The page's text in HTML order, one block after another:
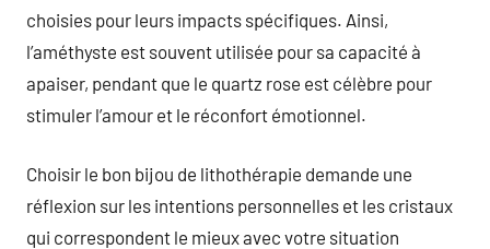
choisies pour leurs impacts spécifiques. Ainsi,
l’améthyste est souvent utilisée pour sa capacité à
apaiser, pendant que le quartz rose est célèbre pour
stimuler l’amour et le réconfort émotionnel.
Choisir le bon bijou de lithothérapie demande une
réflexion sur les intentions personnelles et les cristaux
qui correspondent le mieux avec votre situation